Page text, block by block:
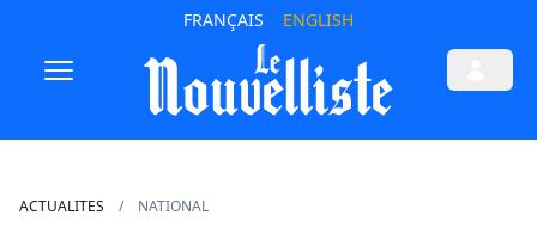
FRANÇAIS ENGLISH
ACTUALITES NATIONAL